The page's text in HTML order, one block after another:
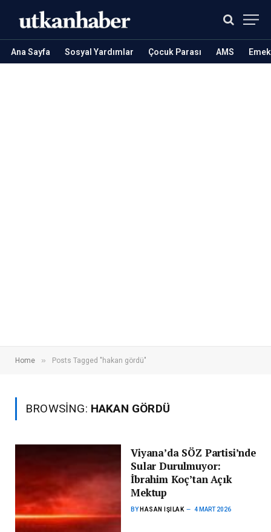
Ana Sayfa Sosyal Yardımlar Çocuk Parası AMS
Home » Posts Tagged "hakan gördü"
BROWSING: HAKAN GÖRDÜ
Viyana’da SÖZ Partisi’nde
Sular Durulmuyor:
İbrahim Koç’tan Açık
Mektup
BY HASAN IŞILAK 4 MART 2026